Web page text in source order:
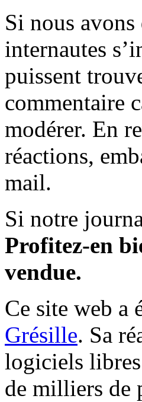
Si nous avons
internautes
puissent
commentaire
modérer. En
réactions,
mail.
Si notre
Profitez-en
vendue.
Ce site web a
Grésille. Sa
logiciels
de milliers de